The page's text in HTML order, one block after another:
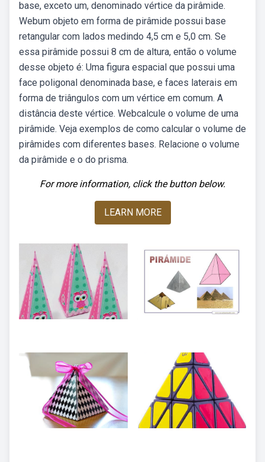
base, exceto um, denominado vértice da pirâmide.
Webum objeto em forma de pirâmide possui base
retangular com lados medindo 4,5 cm e 5,0 cm. Se
essa pirâmide possui 8 cm de altura, então o volume
desse objeto é: Uma figura espacial que possui uma
face poligonal denominada base, e faces laterais em
forma de triângulos com um vértice em comum. A
distância deste vértice. Webcalcule o volume de uma
pirâmide. Veja exemplos de como calcular o volume de
pirâmides com diferentes bases. Relacione o volume
da pirâmide e o do prisma.
For more information, click the button below.
LEARN MORE